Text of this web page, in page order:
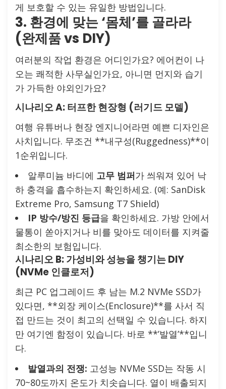
게 보호할 수 있는 유일한 방법입니다.
3. 환경에 맞는 ‘몸체’를 골라라
(완제품 vs DIY)
여러분의 작업 환경은 어디인가요? 에어컨이 나
오는 쾌적한 사무실인가요, 아니면 먼지와 습기
가 가득한 야외인가요?
시나리오 A: 터프한 현장형 (러기드 모델)
여행 유튜버나 현장 엔지니어라면 예쁜 디자인은
사치입니다. 무조건 **내구성(Ruggedness)**이
1순위입니다.
알루미늄 바디에 고무 범퍼가 씌워져 있어 낙
하 충격을 흡수하는지 확인하세요. (예: SanDisk
Extreme Pro, Samsung T7 Shield)
IP 방수/방진 등급을 확인하세요. 가방 안에서
물통이 쏟아지거나 비를 맞아도 데이터를 지켜줄
최소한의 보험입니다.
시나리오 B: 가성비와 성능을 챙기는 DIY
(NVMe 인클로저)
최근 PC 업그레이드 후 남는 M.2 NVMe SSD가
있다면, **외장 케이스(Enclosure)**를 사서 직
접 만드는 것이 최고의 선택일 수 있습니다. 하지
만 여기엔 함정이 있습니다. 바로 **’발열’**입니
다.
발열과의 전쟁: 고성능 NVMe SSD는 작동 시
70~80도까지 온도가 치솟습니다. 열이 배출되지